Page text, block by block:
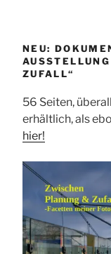
NEU:
ZUFALL“
56 Seiten,
erhältlich, als
hier!